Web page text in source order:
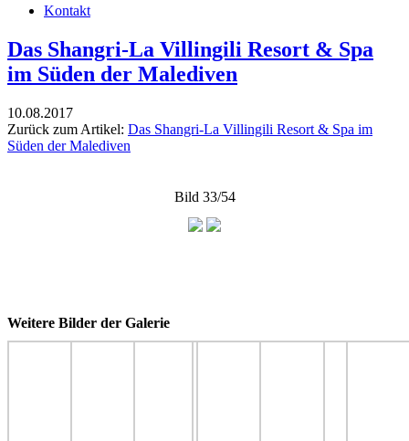
Kontakt
Das Shangri-La Villingili Resort & Spa
im Süden der Malediven
10.08.2017
Zurück zum Artikel: Das Shangri-La Villingili Resort & Spa im
Süden der Malediven
Bild 33/54
Weitere Bilder der Galerie